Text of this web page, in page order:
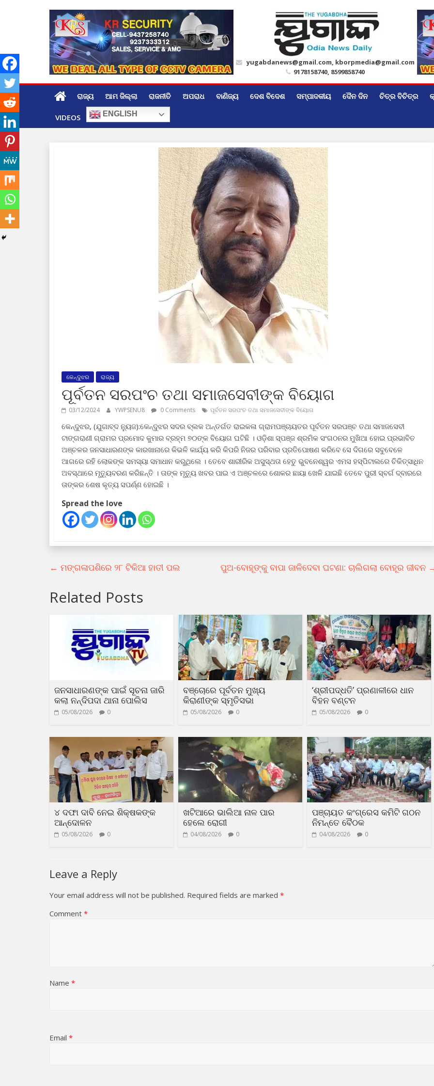
yugabdanews@gmail.com, kborpmedia@gmail.com
9178158740, 8599858740
ରାଜ୍ୟ ଆମ ଜିଲ୍ଲା ରାଜନୀତି ଅପରାଧ ବାଣିଜ୍ୟ ଦେଶ ବିଦେଶ ସମ୍ପାଦକୀୟ ଦୈନ ଦିନ ଚିତ୍ର ବିଚିତ୍ର
VIDEOS ENGLISH
କେନ୍ଦୁଝର ରାଜ୍ୟ
ପୂର୍ବତନ ସରପଂଚ ତଥା ସମାଜସେବୀଙ୍କ ବିୟୋଗ
03/12/2024 YWPSENU8 0 Comments ପୂର୍ବତନ ସରପଂଚ ତଥା ସମାଜସେବୀଙ୍କ ବିୟୋଗ
କେନ୍ଦୁଝର, (ଯୁଗାବ୍ଦ ନ୍ୟୁଜ):କେନ୍ଦୁଝର ସଦର ବ୍ଲକ ଅନ୍ତର୍ଗତ ରାଇକଳା ଗ୍ରାମପଞ୍ଚାୟତର ପୂର୍ବତନ ସରପଞ୍ଚ ତଥା ସମାଜସେବୀ
ଟାଙ୍ଗରାଣୀ ଗ୍ରାମର ପ୍ରମୋଦ କୁମାର ବ୍ରହ୍ମ ୭୦ଙ୍କ ବିୟୋଗ ଘଟିଛି । ଓଡ଼ିଶା ସ୍ପଞ୍ଜ ଶ୍ରମିକ ସଂଗଠନର ମୁଖିଆ ହୋଇ ପ୍ରଭାବିତ
ଅଞ୍ଚଳର ଜନସାଧାରଣଙ୍କ କାରଖାନାରେ କିଭଳି କାର୍ଯ୍ୟ କରି କିପରି ନିଜର ପରିବାର ପ୍ରତିପୋଷଣ କରିବେ ସେ ଦିଗରେ ସବୁବେଳେ
ଆଗରେ ରହି ଲୋକଙ୍କ ସମସ୍ୟା ସମାଧାନ କରୁଥିଲେ । ତେବେ ଶାରୀରିକ ଅସୁସ୍ଥତା ହେତୁ ଭୁବନେଶ୍ୱର ଏମସ ହସ୍ପିଟାଲରେ ଚିକିତ୍ସାଧିନ
ଅବସ୍ଥାରେ ମୃତ୍ୟୁବରଣ କରିଛନ୍ତି । ତାଙ୍କ ମୃତ୍ୟୁ ଖବର ପାଇ ଏ ଅଞ୍ଚଳରେ ଶୋକର ଛାୟା ଖେଳି ଯାଇଛି ତେବେ ପୁରୀ ସ୍ବର୍ଗ ଦ୍ବାରରେ
ତାଙ୍କର ଶେଷ କୃତ୍ୟ ସପର୍ଣ୍ଣ ହୋଇଛି ।
Spread the love
← ମଙ୍ଗଳାପଶିରେ ୨୮ ଟିକିଆ ହାତୀ ପଲ ପୁଅ-ବୋହୂଙ୍କୁ ବାପା ଜାଳିଦେବା ଘଟଣା: ଚାଲିଗଲା ବୋହୂର ଜୀବନ
Related Posts
ଜନସାଧାରଣଙ୍କ ପାଇଁ ସୂଚନା ଜାରି
କଲା ନନ୍ଦିପଦା ଥାନା ପୋଲିସ
05/08/2026 0
ବଞ୍ଚୋରେ ପୂର୍ବତନ ମୁଖ୍ୟ
କିରାଣୀଙ୍କ ସ୍ମୃତିସଭା
05/08/2026 0
‘ଶ୍ରୀପଦ୍ଧତି’ ପ୍ରଣାଳୀରେ ଧାନ
ବିହନ ବଣ୍ଟନ
05/08/2026 0
୪ ଦଫା ଦାବି ନେଇ ଶିକ୍ଷକଙ୍କ
ଆନ୍ଦୋଳନ
05/08/2026 0
ଖଟିଆରେ ଭାଲିଆ ନାଳ ପାର
ହେଲେ ରୋଗୀ
04/08/2026 0
ପଞ୍ଚାୟତ କଂଗ୍ରେସ କମିଟି ଗଠନ
ନିମନ୍ତେ ବୈଠକ
04/08/2026 0
Leave a Reply
Your email address will not be published. Required fields are marked *
Comment *
Name *
Email *